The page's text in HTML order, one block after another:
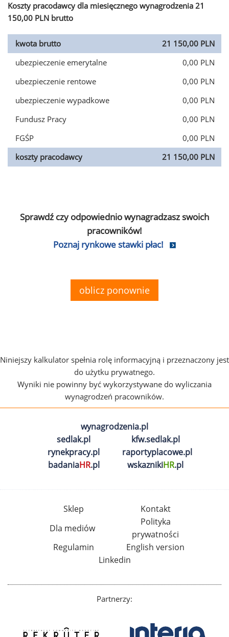
Koszty pracodawcy dla miesięcznego wynagrodzenia 21
150,00 PLN brutto
kwota brutto
21 150,00 PLN
ubezpieczenie emerytalne
0,00 PLN
ubezpieczenie rentowe
0,00 PLN
ubezpieczenie wypadkowe
0,00 PLN
Fundusz Pracy
0,00 PLN
FGŚP
0,00 PLN
koszty pracodawcy
21 150,00 PLN
Sprawdź czy odpowiednio wynagradzasz swoich
pracowników!
Poznaj rynkowe stawki płac!
oblicz ponownie
Niniejszy kalkulator spełnia rolę informacyjną i przeznaczony jest
do użytku prywatnego.
Wyniki nie powinny być wykorzystywane do wyliczania
wynagrodzeń pracowników.
wynagrodzenia.pl
sedlak.pl
kfw.sedlak.pl
rynekpracy.pl
raportyplacowe.pl
badaniaHR.pl wskaznikiHR.pl
Sklep
Kontakt
Dla mediów
Polityka
prywatności
Regulamin
English version
Linkedin
Partnerzy: